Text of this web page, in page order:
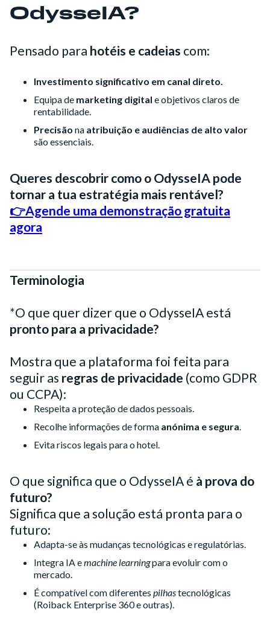
OdysseIA?
Pensado para hotéis e cadeias com:
Investimento significativo em canal direto.
Equipa de marketing digital e objetivos claros de
rentabilidade.
Precisão na atribuição e audiências de alto valor
são essenciais.
Queres descobrir como o OdysseIA pode
tornar a tua estratégia mais rentável?
👉Agende uma demonstração gratuita
agora
Terminologia
*O que quer dizer que o OdysseIA está
pronto para a privacidade?
Mostra que a plataforma foi feita para
seguir as regras de privacidade (como GDPR
ou CCPA):
Respeita a proteção de dados pessoais.
Recolhe informações de forma anónima e segura.
Evita riscos legais para o hotel.
O que significa que o OdysseIA é à prova do
futuro?
Significa que a solução está pronta para o
futuro:
Adapta-se às mudanças tecnológicas e regulatórias.
Integra IA emachine learningpara evoluir com o
mercado.
É compatível com diferentes pilhastecnológicas
(Roiback Enterprise 360 e outras).